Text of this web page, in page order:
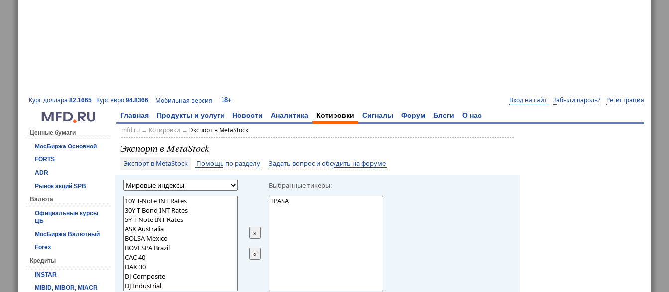
Курс доллара 82.1665 Курс евро 94.8366 Мобильная версия 18+ Вход на сайт Забыли пароль? Регистрация
Главная Продукты и услуги Новости Аналитика Котировки Сигналы Форум Блоги О нас
Ценные бумаги
МосБиржа Основной
FORTS
ADR
Рынок акций SPB
Валюта
Официальные курсы
ЦБ
МосБиржа Валютный
Forex
Кредиты
INSTAR
MIBID, MIBOR, MIACR
mfd.ru→ Котировки → Экспорт в MetaStock
Экспорт в MetaStock
Экспорт в MetaStock Помощь по разделу Задать вопрос и обсудить на форуме
Выбранные тикеры:
»
«